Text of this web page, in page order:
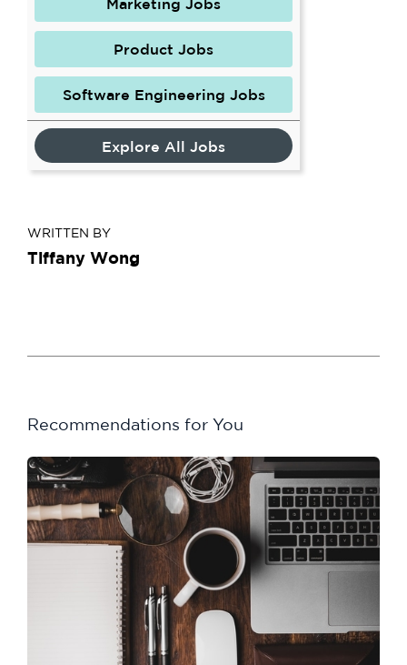
Marketing Jobs
Product Jobs
Software Engineering Jobs
Explore All Jobs
WRITTEN BY
Tiffany Wong
Recommendations for You